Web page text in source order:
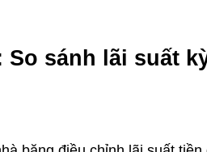
sánh lãi suất